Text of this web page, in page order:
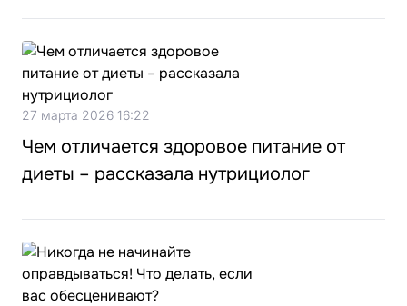
27 марта 2026 16:22
Чем отличается здоровое питание от
диеты – рассказала нутрициолог